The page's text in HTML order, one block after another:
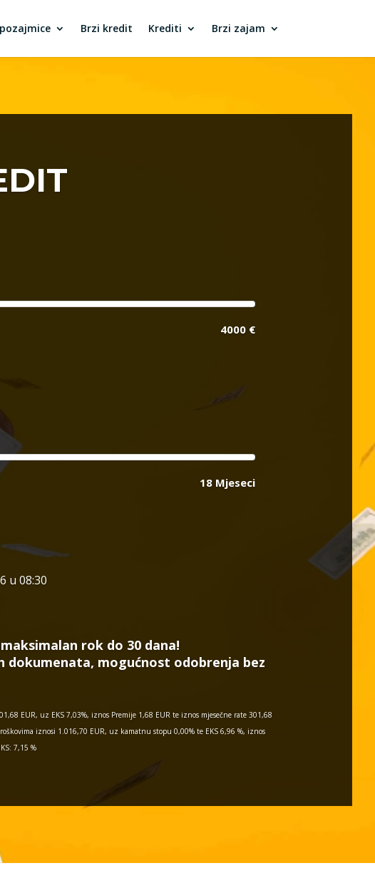
Brzi kredit Krediti Brzi zajam
4000 €
18 Mjeseci
u 08:30
rok do 30 dana!
mogućnost odobrenja bez
EUR, uz EKS 7,03%, iznos Premije 1,68 EUR te iznos mjesečne rate 301,68
iznosi 1.016,70 EUR, uz kamatnu stopu 0,00% te EKS 6,96 %, iznos
7,15 %